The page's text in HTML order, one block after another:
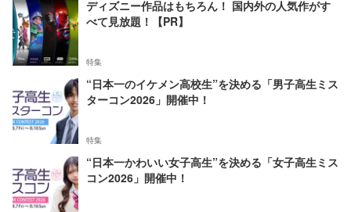
ディズニー作品はもちろん！ 国内外の人気作がす
べて見放題！【PR】
特集
“日本一のイケメン高校生”を決める「男子高生ミス
ターコン2026」開催中！
特集
“日本一かわいい女子高生”を決める「女子高生ミス
コン2026」開催中！